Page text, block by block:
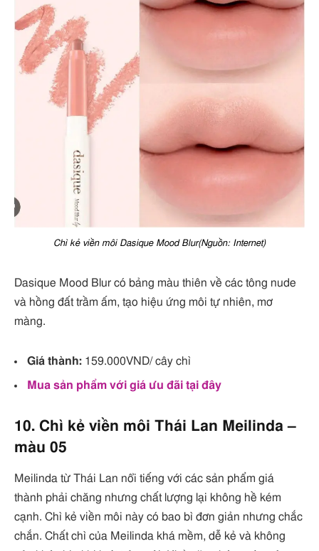
Chì kẻ viền môi Dasique Mood Blur(Nguồn: Internet)
Dasique Mood Blur có bảng màu thiên về các tông nude
và hồng đất trầm ấm, tạo hiệu ứng môi tự nhiên, mơ
màng.
Giá thành: 159.000VND/ cây chì
Mua sản phẩm với giá ưu đãi tại đây
10. Chì kẻ viền môi Thái Lan Meilinda –
màu 05
Meilinda từ Thái Lan nổi tiếng với các sản phẩm giá
thành phải chăng nhưng chất lượng lại không hề kém
cạnh. Chì kẻ viền môi này có bao bì đơn giản nhưng chắc
chắn. Chất chì của Meilinda khá mềm, dễ kẻ và không